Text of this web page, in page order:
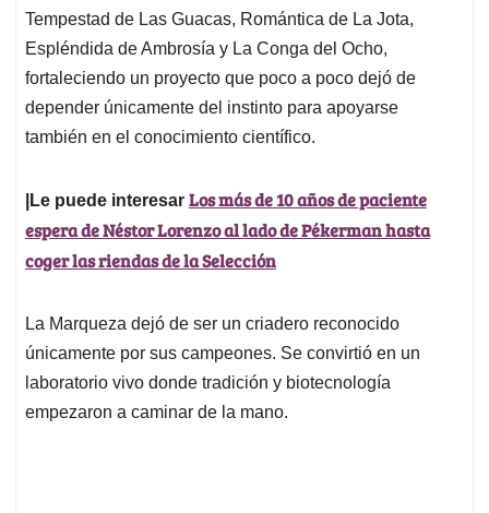
Tempestad de Las Guacas, Romántica de La Jota,
Espléndida de Ambrosía y La Conga del Ocho,
fortaleciendo un proyecto que poco a poco dejó de
depender únicamente del instinto para apoyarse
también en el conocimiento científico.
|Le puede interesar Los más de 10 años de paciente
espera de Néstor Lorenzo al lado de Pékerman hasta
coger las riendas de la Selección
La Marqueza dejó de ser un criadero reconocido
únicamente por sus campeones. Se convirtió en un
laboratorio vivo donde tradición y biotecnología
empezaron a caminar de la mano.